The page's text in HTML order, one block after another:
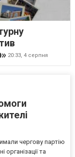
20:33, 4 серпня
чергову партію
організації та